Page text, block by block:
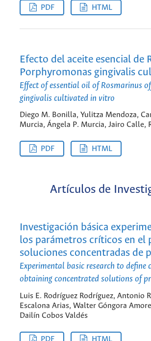
PDF HTML
Efecto del aceite esencial
Porphyromonas gingivalis
Effect of essential oil of Rosmarinus
gingivalis cultivated in vitro
Diego M. Bonilla, Yulitza Mendoza,
Murcia, Ángela P. Murcia, Jairo Calle,
PDF HTML
Artículos de
Investigación básica
los parámetros críticos en el
soluciones concentradas de
Experimental basic research to
obtaining concentrated solutions of
Luis E. Rodríguez Rodríguez, Antonio
Escalona Arias, Walter Góngora
Dailín Cobos Valdés
PDF HTML